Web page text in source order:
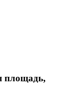
площадь,